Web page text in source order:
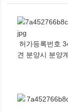
허가등록번호
견 분양시 분양